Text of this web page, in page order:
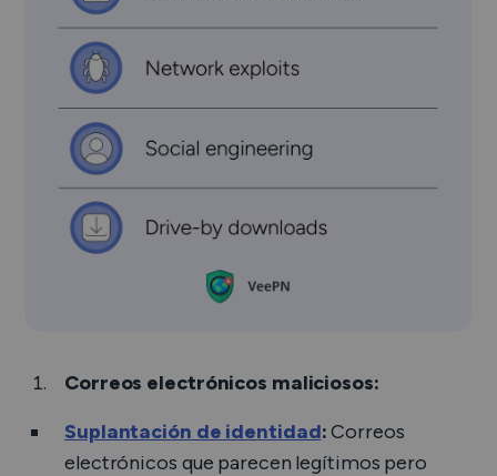
Correos electrónicos maliciosos:
Suplantación de identidad:Correos
electrónicos que parecen legítimos pero